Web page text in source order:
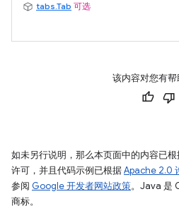
tabs.Tab 可选
该内容对您有帮
如未另行说明，那么本页面中的内容已根
许可，并且代码示例已根据Apache 2.0
参阅 Google 开发者网站政策。Java 是
商标。